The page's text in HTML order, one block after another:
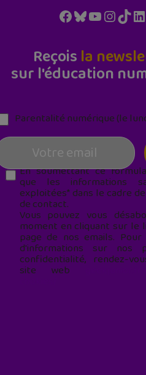
Facebook
Bluesky
YouTube
TikTok
Reçois la
sur l'éducation
Parentalité numérique (le
En soumettant ce
que les informations
exploitées* dans le cadre
de contact.
Vous pouvez vous
moment en cliquant sur le
page de nos emails.
d'informations sur nos
confidentialité, rendez-
site web